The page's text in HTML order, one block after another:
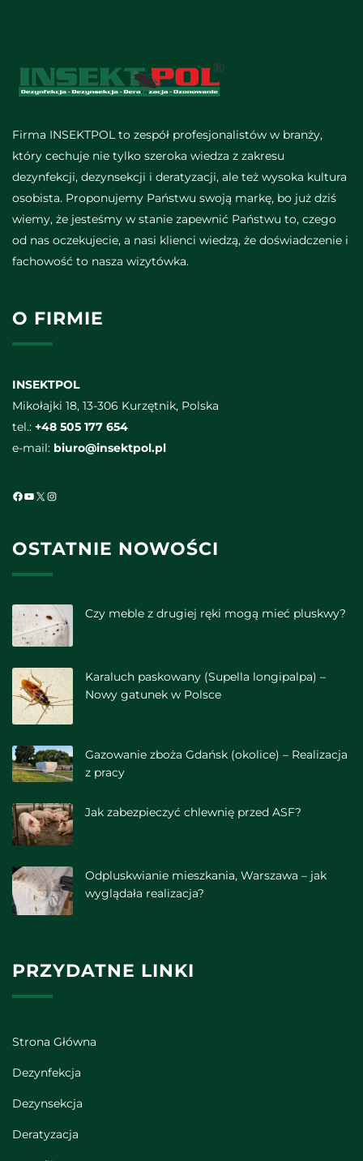
Firma INSEKTPOL to zespół profesjonalistów w branży,
który cechuje nie tylko szeroka wiedza z zakresu
dezynfekcji, dezynsekcji i deratyzacji, ale też wysoka kultura
osobista. Proponujemy Państwu swoją markę, bo już dziś
wiemy, że jesteśmy w stanie zapewnić Państwu to, czego
od nas oczekujecie, a nasi klienci wiedzą, że doświadczenie i
fachowość to nasza wizytówka.
O FIRMIE
INSEKTPOL
Mikołajki 18, 13-306 Kurzętnik, Polska
tel.: +48 505 177 654
e-mail: biuro@insektpol.pl
Facebook
YouTube
X Instagram
OSTATNIE NOWOŚCI
Czy meble z drugiej ręki mogą mieć pluskwy?
Karaluch paskowany (Supella longipalpa) –
Nowy gatunek w Polsce
Gazowanie zboża Gdańsk (okolice) – Realizacja
z pracy
Jak zabezpieczyć chlewnię przed ASF?
Odpluskwianie mieszkania, Warszawa – jak
wyglądała realizacja?
PRZYDATNE LINKI
Strona Główna
Dezynfekcja
Dezynsekcja
Deratyzacja